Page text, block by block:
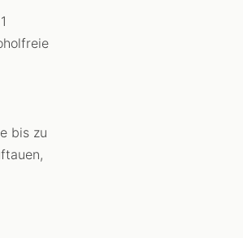
bis zu